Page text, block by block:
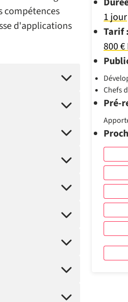
compétences
d'applications
1 jour
Tarif :
800 €
Chefs
Pré-